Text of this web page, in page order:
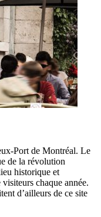
Port de Montréal. Le
de la révolution
historique et
chaque année.
d’ailleurs de ce site